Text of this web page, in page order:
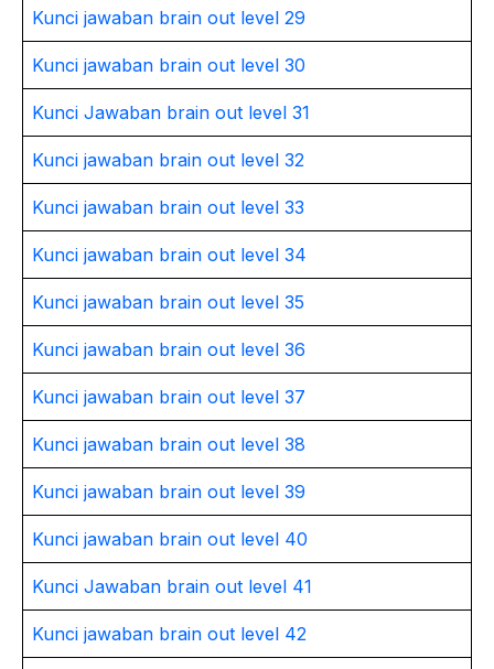
Kunci jawaban brain out level 29
Kunci jawaban brain out level 30
Kunci Jawaban brain out level 31
Kunci jawaban brain out level 32
Kunci jawaban brain out level 33
Kunci jawaban brain out level 34
Kunci jawaban brain out level 35
Kunci jawaban brain out level 36
Kunci jawaban brain out level 37
Kunci jawaban brain out level 38
Kunci jawaban brain out level 39
Kunci jawaban brain out level 40
Kunci Jawaban brain out level 41
Kunci jawaban brain out level 42